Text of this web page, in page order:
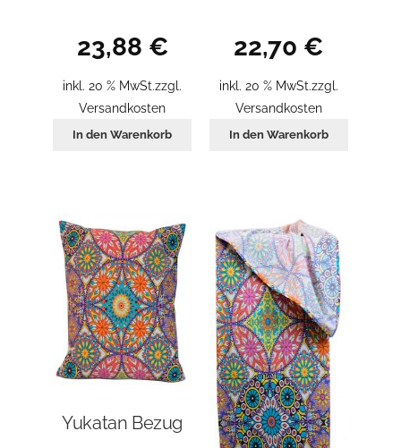
23,88 €
inkl. 20 % MwSt.zzgl.
Versandkosten
In den Warenkorb
22,70 €
inkl. 20 % MwSt.zzgl.
Versandkosten
In den Warenkorb
Yukatan Bezug